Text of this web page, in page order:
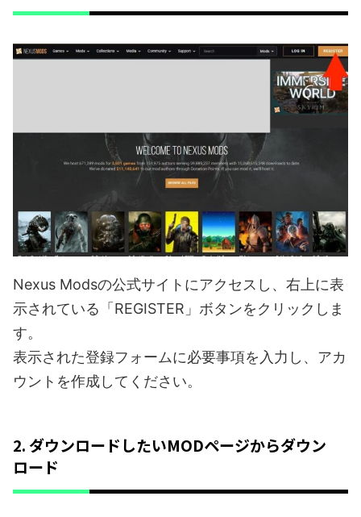
Nexus Modsの公式サイトにアクセスし、右上に表
示されている「REGISTER」ボタンをクリックしま
す。
表示された登録フォームに必要事項を入力し、アカ
ウントを作成してください。
2. ダウンロードしたいMODページからダウン
ロード